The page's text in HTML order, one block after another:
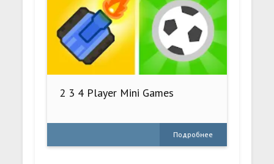
2 3 4 Player Mini Games
Подробнее